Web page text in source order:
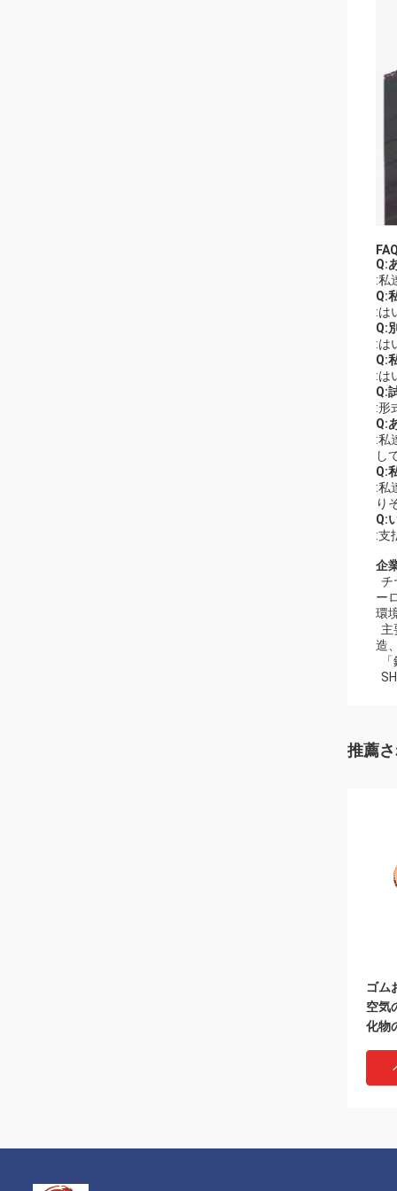
Q:
:私
Q:
:は
Q:
:は
Q:
:は
Q:
:形
Q:
:私
し
Q:
:私
り
Q:
:支
企
チ
ー
環
主
造
推薦
ゴム
空気
化物